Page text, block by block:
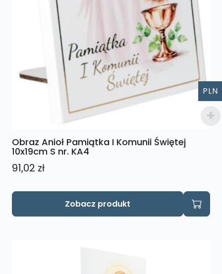
Obraz Anioł Pamiątka I Komunii Świętej
10x19cm S nr. KA4
91,02 zł
Zobacz produkt
PLN